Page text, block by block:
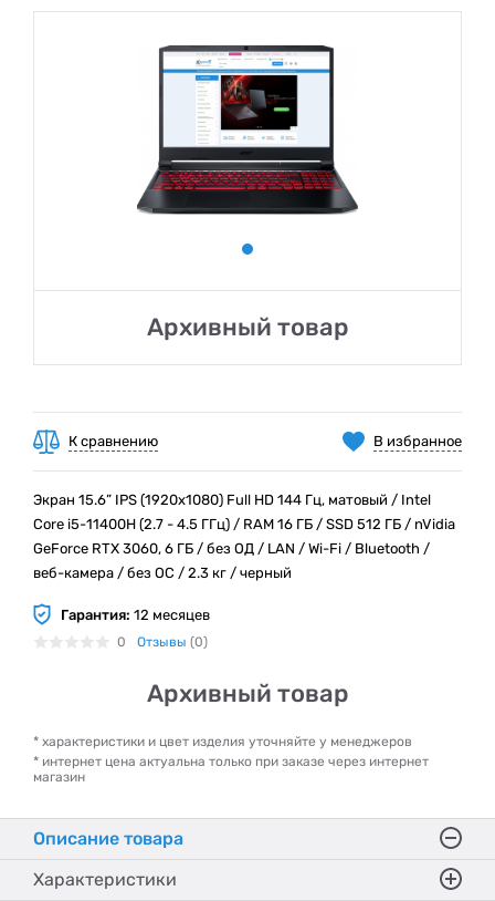
Архивный товар
В избранное
К сравнению
Экран 15.6” IPS (1920x1080) Full HD 144 Гц, матовый / Intel
Core i5-11400H (2.7 - 4.5 ГГц) / RAM 16 ГБ / SSD 512 ГБ / nVidia
GeForce RTX 3060, 6 ГБ / без ОД / LAN / Wi-Fi / Bluetooth /
веб-камера / без ОС / 2.3 кг / черный
Гарантия: 12 месяцев
0 Отзывы (0)
Архивный товар
* характеристики и цвет изделия уточняйте у менеджеров
* интернет цена актуальна только при заказе через интернет
магазин
Описание товара
Характеристики